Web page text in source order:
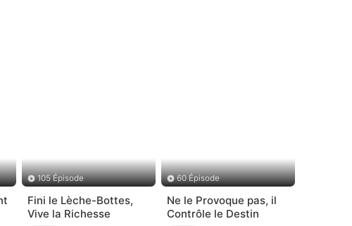
105 Épisode
Fini le Lèche-Bottes,
Vive la Richesse
60 Épisode
Ne le Provoque pas, il
Contrôle le Destin